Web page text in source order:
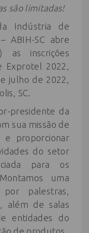
são limitadas!
Indústria de
ABIH-SC abre
as inscrições
Exprotel 2022,
julho de 2022,
SC.
presidente da
sua missão de
proporcionar
do setor
para os
uma
palestras,
além de salas
entidades do
de produtos.